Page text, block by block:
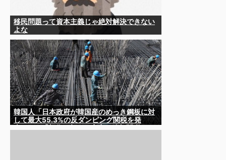
移民問題って資本主義じゃ絶対解決できない
よな
韓国人「日本政府が韓国産のめっき鋼板に対
して最大55.3%の反ダンピング関税を発